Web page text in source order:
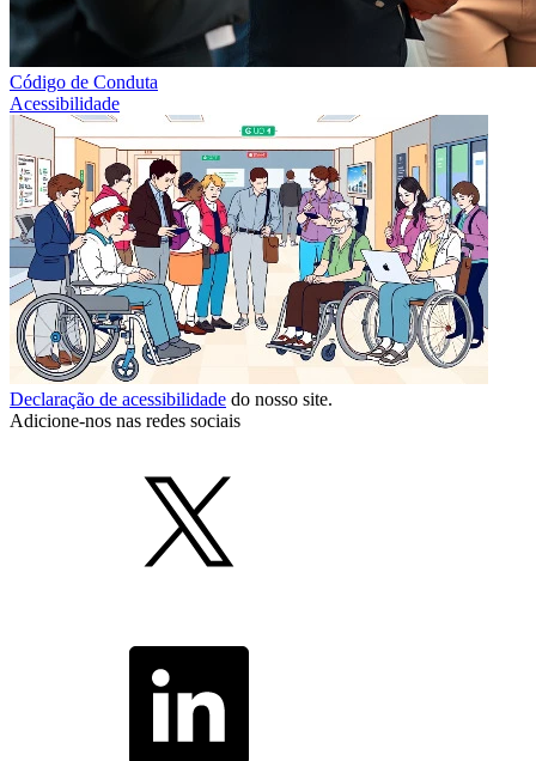
Código de Conduta
Acessibilidade
Declaração de acessibilidade do nosso site.
Adicione-nos nas redes sociais